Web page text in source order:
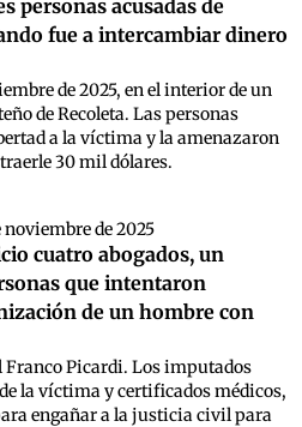
personas acusadas de
fue a intercambiar dinero
de 2025, en el interior de un
de Recoleta. Las personas
a la víctima y la amenazaron
30 mil dólares.
noviembre de 2025
cuatro abogados, un
que intentaron
de un hombre con
Picardi. Los imputados
la víctima y certificados médicos,
engañar a la justicia civil para